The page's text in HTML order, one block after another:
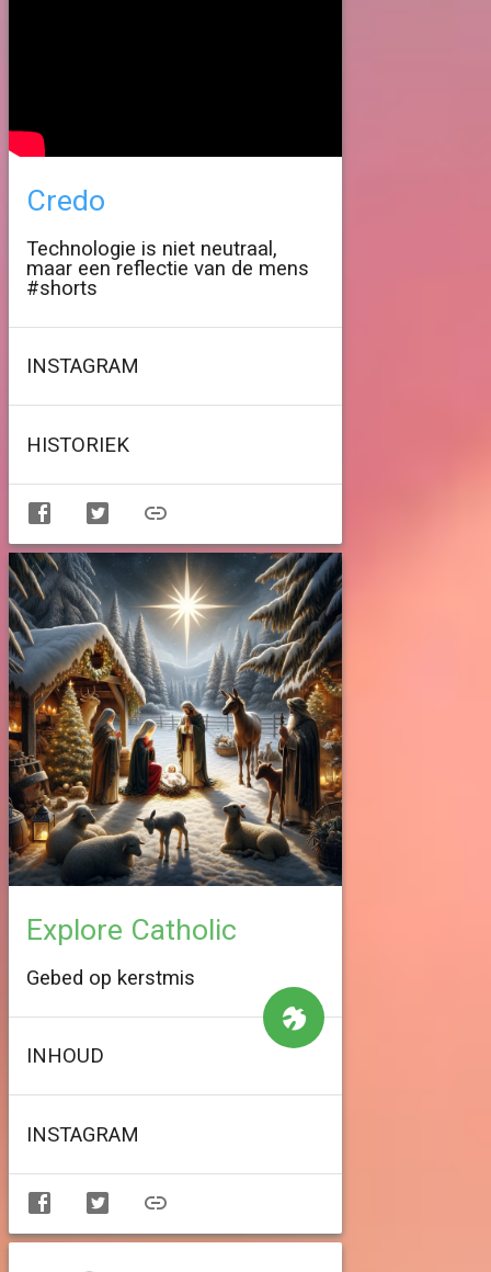
Credo
Technologie is niet neutraal,
maar een reflectie van de mens
#shorts
INSTAGRAM
HISTORIEK
Explore Catholic
Gebed op kerstmis
INHOUD
INSTAGRAM